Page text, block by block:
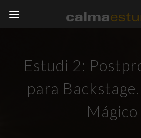
Estudi 2:
para
Mágico